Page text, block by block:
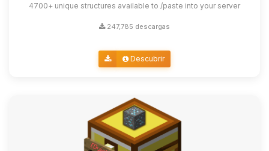
4700+ unique structures available to /paste into your server
247,785 descargas
Descubrir